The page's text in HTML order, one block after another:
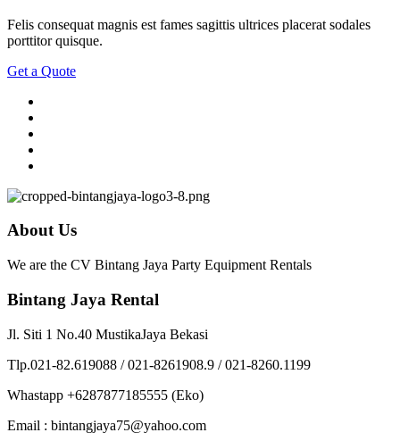
Felis consequat magnis est fames sagittis ultrices placerat sodales
porttitor quisque.
Get a Quote
About Us
We are the CV Bintang Jaya Party Equipment Rentals
Bintang Jaya Rental
Jl. Siti 1 No.40 MustikaJaya Bekasi
Tlp.021-82.619088 / 021-8261908.9 / 021-8260.1199
Whastapp +6287877185555 (Eko)
Email : bintangjaya75@yahoo.com